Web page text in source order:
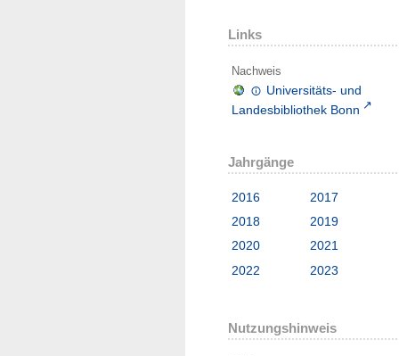
Links
Nachweis
Universitäts- und
Landesbibliothek Bonn
Jahrgänge
2016
2017
2018
2019
2020
2021
2022
2023
Nutzungshinweis